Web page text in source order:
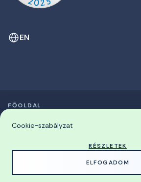
EN
© 2026 Miskolci Egyetem
FŐOLDAL
Cookie-szabályzat
RÉSZLETEK
ELFOGADOM